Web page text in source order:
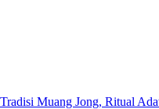
Tradisi Muang Jong, Ritual